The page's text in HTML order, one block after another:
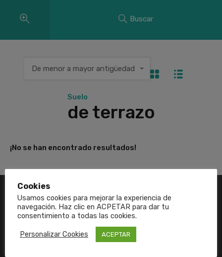
Buscar
Suelo
de terrazo
De menor a mayor antigüedad
¡No se han encontrado resultados!
Cookies
Usamos cookies para mejorar la experiencia de
navegación. Haz clic en ACPETAR para dar tu
consentimiento a todas las cookies.
Personalizar Cookies ACEPTAR